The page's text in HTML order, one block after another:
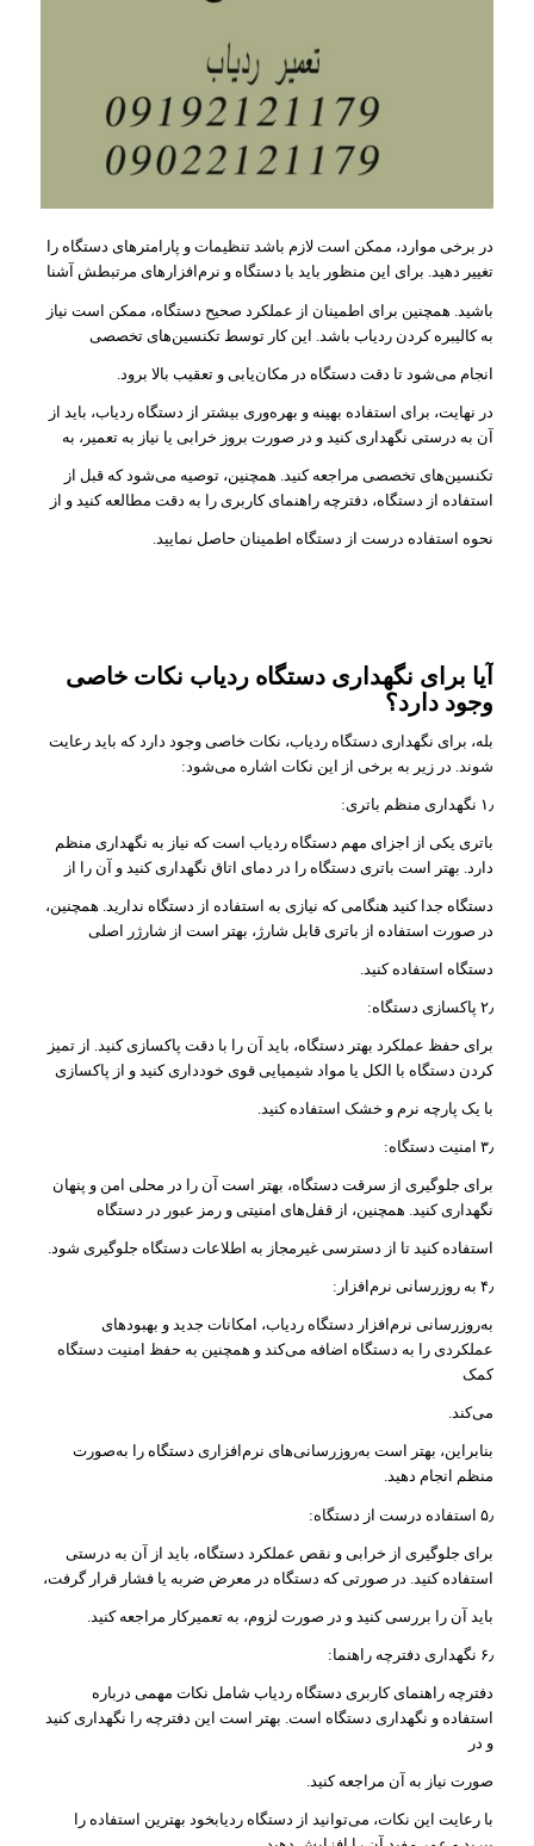
در برخی موارد، ممکن است لازم باشد تنظیمات و پارامترهای دستگاه را
تغییر دهید. برای این منظور باید با دستگاه و نرم‌افزارهای مرتبطش آشنا
باشید. همچنین برای اطمینان از عملکرد صحیح دستگاه، ممکن است نیاز
به کالیبره کردن ردیاب باشد. این کار توسط تکنسین‌های تخصصی
انجام می‌شود تا دقت دستگاه در مکان‌یابی و تعقیب بالا برود.
در نهایت، برای استفاده بهینه و بهره‌وری بیشتر از دستگاه ردیاب، باید از
آن به درستی نگهداری کنید و در صورت بروز خرابی یا نیاز به تعمیر، به
تکنسین‌های تخصصی مراجعه کنید. همچنین، توصیه می‌شود که قبل از
استفاده از دستگاه، دفترچه راهنمای کاربری را به دقت مطالعه کنید و از
نحوه استفاده درست از دستگاه اطمینان حاصل نمایید.
آیا برای نگهداری دستگاه ردیاب نکات خاصی
وجود دارد؟
بله، برای نگهداری دستگاه ردیاب، نکات خاصی وجود دارد که باید رعایت
شوند. در زیر به برخی از این نکات اشاره می‌شود:
۱٫ نگهداری منظم باتری:
باتری یکی از اجزای مهم دستگاه ردیاب است که نیاز به نگهداری منظم
دارد. بهتر است باتری دستگاه را در دمای اتاق نگهداری کنید و آن را از
دستگاه جدا کنید هنگامی که نیازی به استفاده از دستگاه ندارید. همچنین،
در صورت استفاده از باتری قابل شارژ، بهتر است از شارژر اصلی
دستگاه استفاده کنید.
۲٫ پاکسازی دستگاه:
برای حفظ عملکرد بهتر دستگاه، باید آن را با دقت پاکسازی کنید. از تمیز
کردن دستگاه با الکل یا مواد شیمیایی قوی خودداری کنید و از پاکسازی
با یک پارچه نرم و خشک استفاده کنید.
۳٫ امنیت دستگاه:
برای جلوگیری از سرقت دستگاه، بهتر است آن را در محلی امن و پنهان
نگهداری کنید. همچنین، از قفل‌های امنیتی و رمز عبور در دستگاه
استفاده کنید تا از دسترسی غیرمجاز به اطلاعات دستگاه جلوگیری شود.
۴٫ به روزرسانی نرم‌افزار:
به‌روزرسانی نرم‌افزار دستگاه ردیاب، امکانات جدید و بهبودهای
عملکردی را به دستگاه اضافه می‌کند و همچنین به حفظ امنیت دستگاه
کمک
می‌کند.
بنابراین، بهتر است به‌روزرسانی‌های نرم‌افزاری دستگاه را به‌صورت
منظم انجام دهید.
۵٫ استفاده درست از دستگاه:
برای جلوگیری از خرابی و نقص عملکرد دستگاه، باید از آن به درستی
استفاده کنید. در صورتی که دستگاه در معرض ضربه یا فشار قرار گرفت،
باید آن را بررسی کنید و در صورت لزوم، به تعمیرکار مراجعه کنید.
۶٫ نگهداری دفترچه راهنما:
دفترچه راهنمای کاربری دستگاه ردیاب شامل نکات مهمی درباره
استفاده و نگهداری دستگاه است. بهتر است این دفترچه را نگهداری کنید
و در
صورت نیاز به آن مراجعه کنید.
با رعایت این نکات، می‌توانید از دستگاه ردیابخود بهترین استفاده را